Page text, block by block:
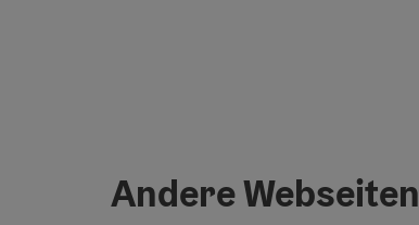
Andere Webseiten